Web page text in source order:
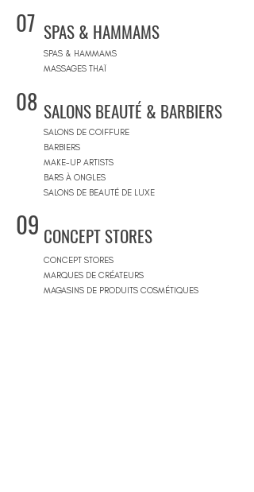
07 SPAS & HAMMAMS
SPAS & HAMMAMS
MASSAGES THAÏ
08 SALONS BEAUTÉ & BARBIERS
SALONS DE COIFFURE
BARBIERS
MAKE-UP ARTISTS
BARS À ONGLES
SALONS DE BEAUTÉ DE LUXE
09 CONCEPT STORES
CONCEPT STORES
MARQUES DE CRÉATEURS
MAGASINS DE PRODUITS COSMÉTIQUES